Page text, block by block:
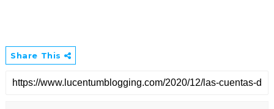
Share This